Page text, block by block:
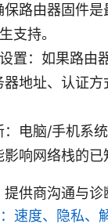
保路由器固件
支持。
置：如果路由
器地址、认证
：电脑/手机系
响网络栈的已
提供商沟通与诊
速度、隐私、